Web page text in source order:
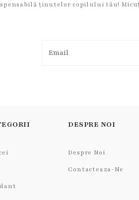
ținutelor copilului tău!
DESPRE NOI
Despre Noi
Contacteaza-Ne